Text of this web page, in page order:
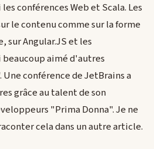
conférences Web et Scala. Les
le contenu comme sur la forme
sur Angular.JS et les
beaucoup aimé d'autres
conférence de JetBrains a
grâce au talent de son
"Prima Donna". Je ne
cela dans un autre article.